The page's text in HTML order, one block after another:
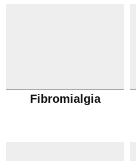
Fibromialgia